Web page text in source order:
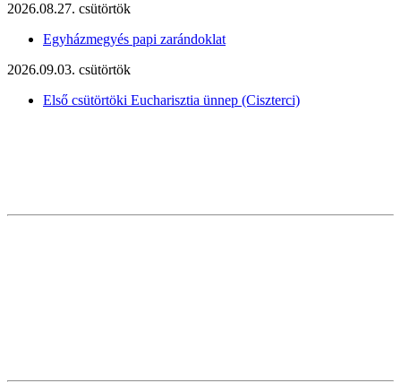
2026.08.27. csütörtök
Egyházmegyés papi zarándoklat
2026.09.03. csütörtök
Első csütörtöki Eucharisztia ünnep (Ciszterci)